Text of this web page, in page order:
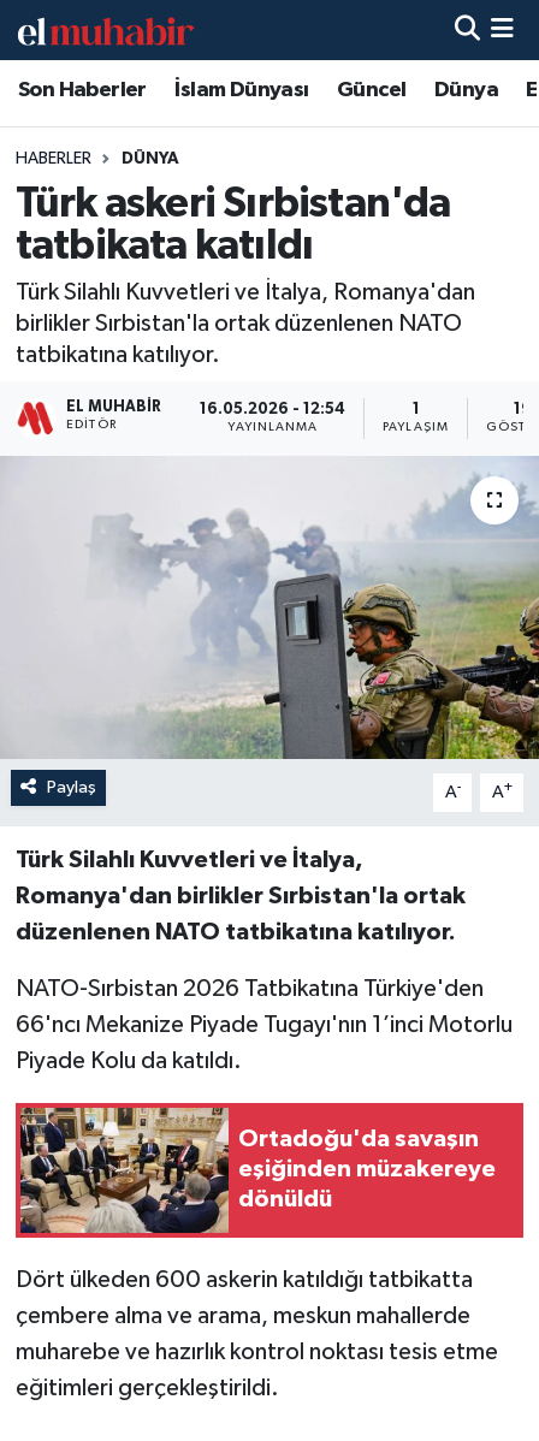
Son Haberler İslam Dünyası Güncel Dünya
HABERLER DÜNYA
Türk askeri Sırbistan'da
tatbikata katıldı
Türk Silahlı Kuvvetleri ve İtalya, Romanya'dan
birlikler Sırbistan'la ortak düzenlenen NATO
tatbikatına katılıyor.
EL MUHABIR
EDITÖR
16.05.2026 - 12:54
YAYINLANMA PAYLAŞIM
19
Paylaş A- A+
Türk Silahlı Kuvvetleri ve İtalya,
Romanya'dan birlikler Sırbistan'la ortak
düzenlenen NATO tatbikatına katılıyor.
NATO-Sırbistan 2026 Tatbikatına Türkiye'den
66'ncı Mekanize Piyade Tugayı'nın 1’inci Motorlu
Piyade Kolu da katıldı.
Ortadoğu'da savaşın
eşiğinden müzakereye
dönüldü
Dört ülkeden 600 askerin katıldığı tatbikatta
çembere alma ve arama, meskun mahallerde
muharebe ve hazırlık kontrol noktası tesis etme
eğitimleri gerçekleştirildi.
Hava Durumu
Trafik Durumu
Süper Lig Puan Durumu ve Fikstür
Son Dakika Haberleri
Haber Arşivi